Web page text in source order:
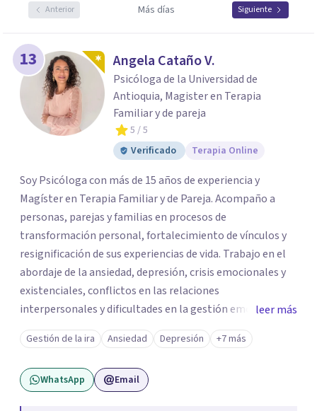
Anterior Más días Siguiente
13 Angela Cataño V.
Psicóloga de la Universidad de
Antioquia, Magister en Terapia
Familiar y de pareja
5 / 5
Verificado
Terapia Online
Soy Psicóloga con más de 15 años de experiencia y
Magíster en Terapia Familiar y de Pareja. Acompaño a
personas, parejas y familias en procesos de
transformación personal, fortalecimiento de vínculos y
resignificación de sus experiencias de vida. Trabajo en el
abordaje de la ansiedad, depresión, crisis emocionales y
existenciales, conflictos en las relaciones
interpersonales y dificultades en la gestión emocional,
ofreciendo un espacio de escucha, comprensión y
acompañamiento terapéutico. Cada proceso terapéutico
es único. Por eso, en cada sesión se construye un espacio
seguro donde la palabra, las emociones y las experiencias
leer más
Gestión de la ira Ansiedad Depresión +7 más
WhatsApp Email